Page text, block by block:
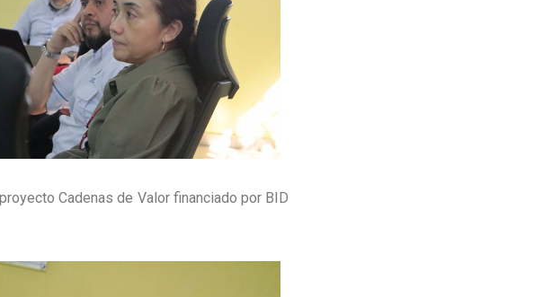
Cadenas de Valor financiado por BID